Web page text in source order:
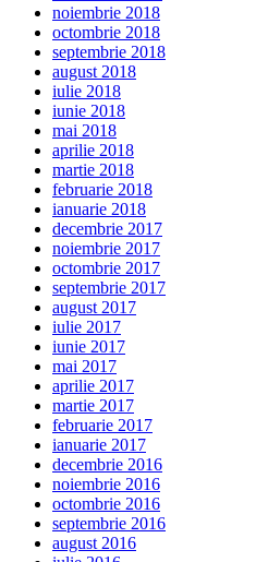
noiembrie 2018
octombrie 2018
septembrie 2018
august 2018
iulie 2018
iunie 2018
mai 2018
aprilie 2018
martie 2018
februarie 2018
ianuarie 2018
decembrie 2017
noiembrie 2017
octombrie 2017
septembrie 2017
august 2017
iulie 2017
iunie 2017
mai 2017
aprilie 2017
martie 2017
februarie 2017
ianuarie 2017
decembrie 2016
noiembrie 2016
octombrie 2016
septembrie 2016
august 2016